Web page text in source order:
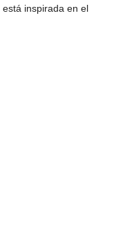
está inspirada en el